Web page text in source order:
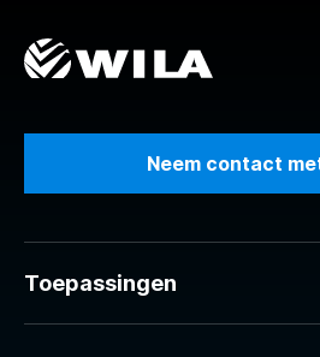
Neem contact
Toepassingen